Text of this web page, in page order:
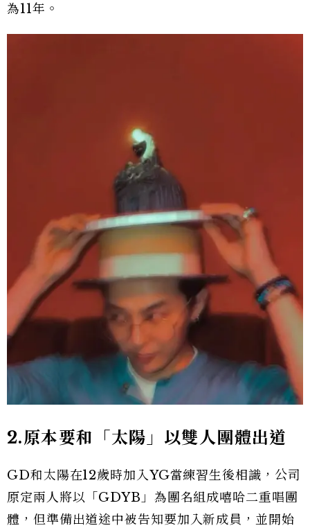
為11年。
2.原本要和「太陽」以雙人團體出道
GD和太陽在12歲時加入YG當練習生後相識，公司
原定兩人將以「GDYB」為團名組成嘻哈二重唱團
體，但準備出道途中被告知要加入新成員，並開始